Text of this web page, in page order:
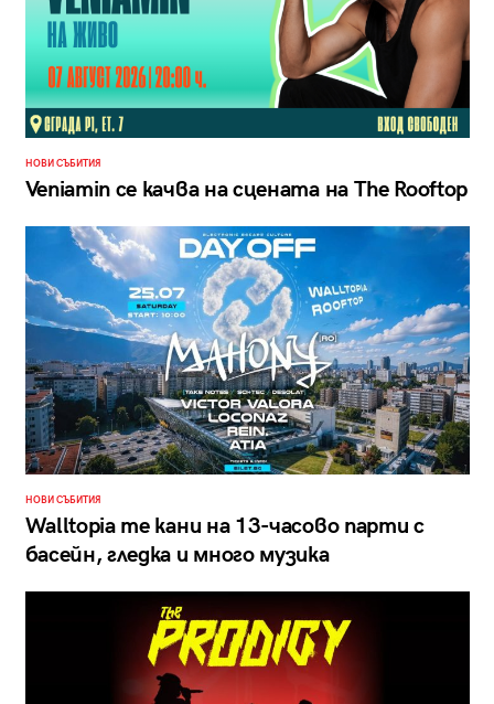
НОВИ СЪБИТИЯ
Veniamin се качва на сцената на The Rooftop
НОВИ СЪБИТИЯ
Walltopia те кани на 13-часово парти с
басейн, гледка и много музика